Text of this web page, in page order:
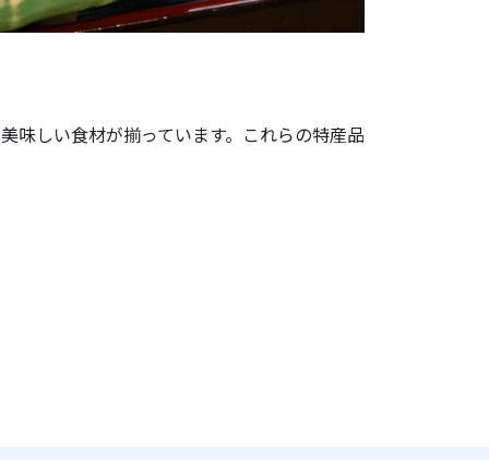
味しい食材が揃っています。これらの特産品